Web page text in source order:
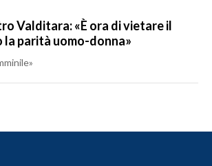
Valditara: «È ora di vietare il
la parità uomo-donna»